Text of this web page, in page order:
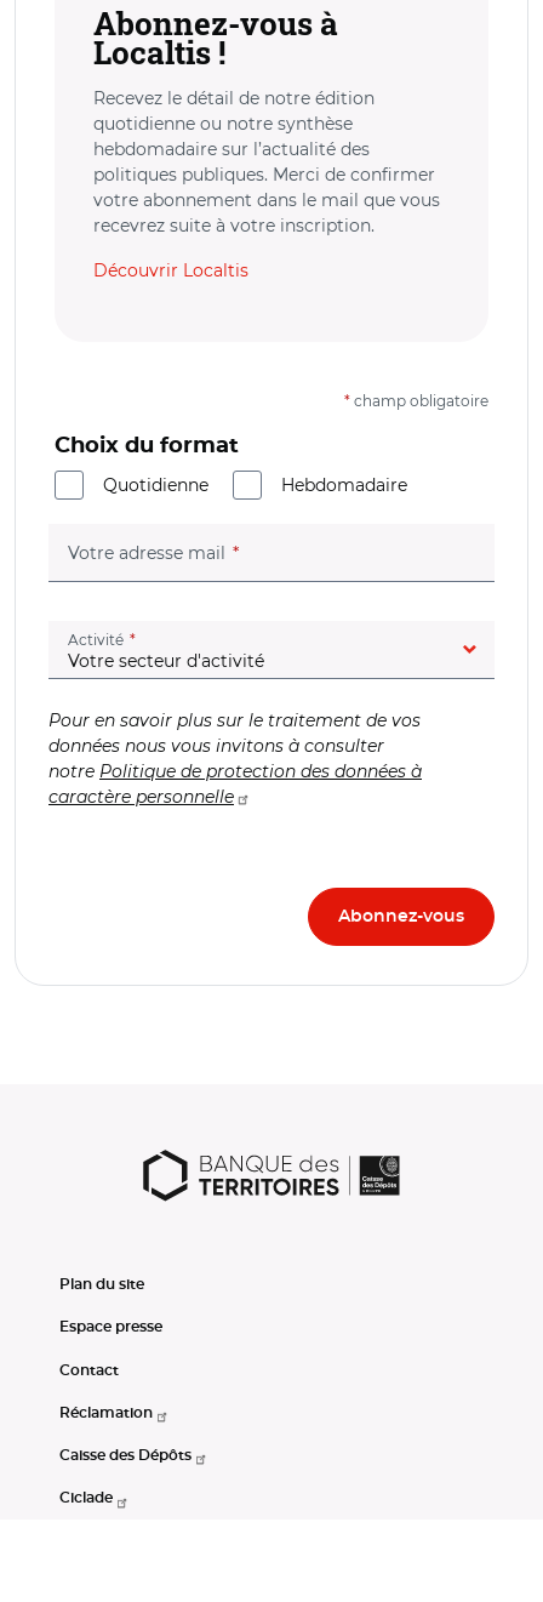
Abonnez-vous à
Localtis !
Recevez le détail de notre édition
quotidienne ou notre synthèse
hebdomadaire sur l’actualité des
politiques publiques. Merci de confirmer
votre abonnement dans le mail que vous
recevrez suite à votre inscription.
Découvrir Localtis
* champ obligatoire
Choix du format
Quotidienne
Hebdomadaire
Votre adresse mail (champ obligatoire)
Activité (champ obligatoire)
Pour en savoir plus sur le traitement de vos
données nous vous invitons à consulter
notre Politique de protection des données à
caractère personnelle
Plan du site
Espace presse
Contact
Réclamation
Caisse des Dépôts
Ciclade